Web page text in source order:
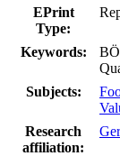
EPrint
Type:
Keywords:
Subjects:
Research
affiliation: